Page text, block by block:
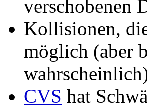
verschobenen
Kollisionen,
möglich (aber
CVS hat